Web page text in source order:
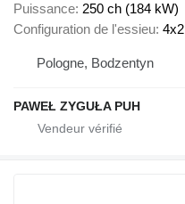
Puissance 250 ch (184 kW)
Configuration de l'essieu 4x2
Pologne, Bodzentyn
PAWEŁ ZYGUŁA PUH